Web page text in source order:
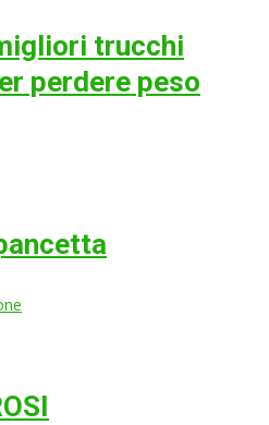
trucchi
perdere peso